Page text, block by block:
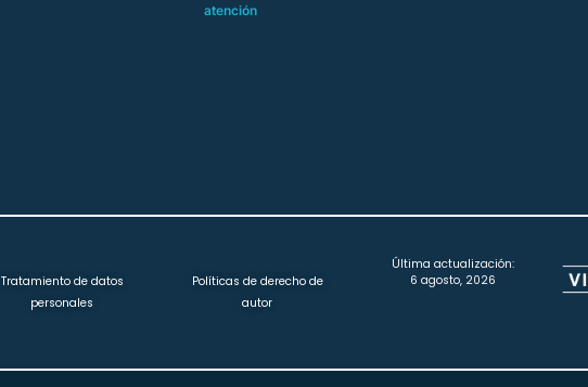
atención
Tratamiento de datos
personales
Políticas de derecho de
autor
Última actualización:
6 agosto, 2026